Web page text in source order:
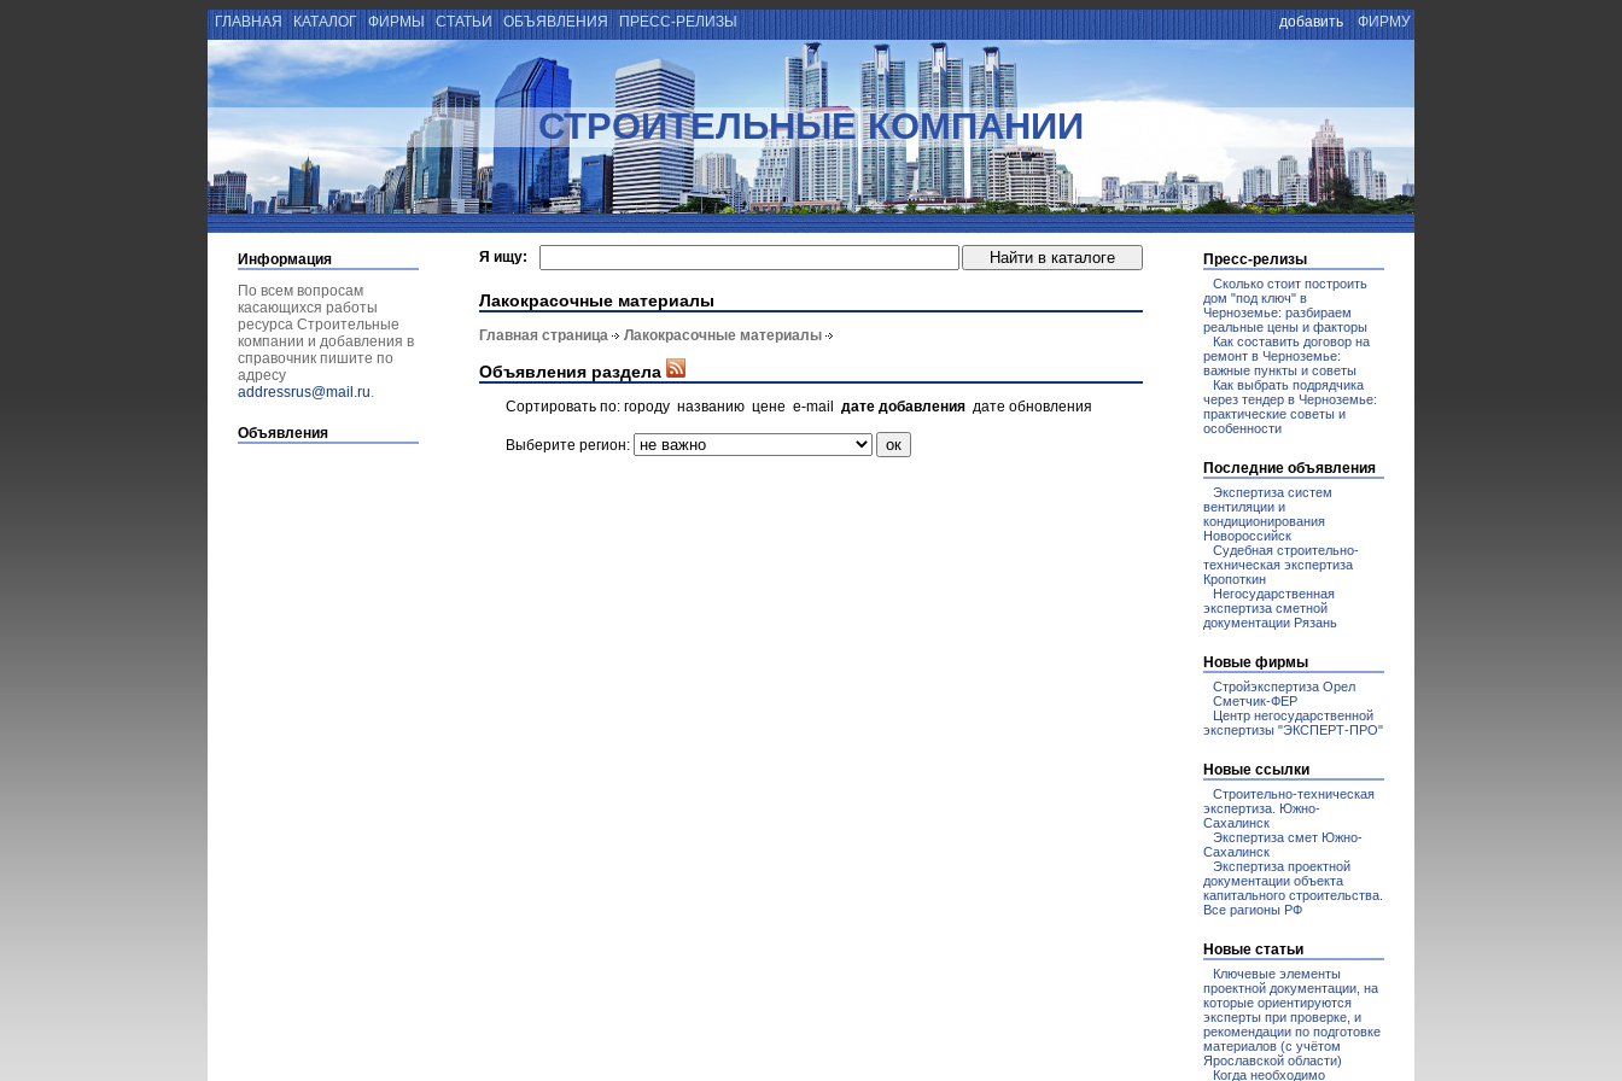
ГЛАВНАЯ КАТАЛОГ ФИРМЫ СТАТЬИ ОБЪЯВЛЕНИЯ ПРЕСС-РЕЛИЗЫ добавить ФИРМУ
СТРОИТЕЛЬНЫЕ КОМПАНИИ
Информация
По всем вопросам
касающихся работы
ресурса Строительные
компании и добавления в
справочник пишите по
адресу
addressrus@mail.ru.
Объявления
Я ищу:
Лакокрасочные материалы
Главная страница Лакокрасочные материалы
Объявления раздела
Сортировать по: городу названию цене e-mail дате добавления дате обновления
Выберите регион:
Пресс-релизы
Сколько стоит построить
дом "под ключ" в
Черноземье: разбираем
реальные цены и факторы
Как составить договор на
ремонт в Черноземье:
важные пункты и советы
Как выбрать подрядчика
через тендер в Черноземье:
практические советы и
особенности
Последние объявления
Экспертиза систем
вентиляции и
кондиционирования
Новороссийск
Судебная строительно-
техническая экспертиза
Кропоткин
Негосударственная
экспертиза сметной
документации Рязань
Новые фирмы
Стройэкспертиза Орел
Сметчик-ФЕР
Центр негосударственной
экспертизы "ЭКСПЕРТ-ПРО"
Новые ссылки
Строительно-техническая
экспертиза. Южно-
Сахалинск
Экспертиза смет Южно-
Сахалинск
Экспертиза проектной
документации объекта
капитального строительства.
Все рагионы РФ
Новые статьи
Ключевые элементы
проектной документации, на
которые ориентируются
эксперты при проверке, и
рекомендации по подготовке
материалов (с учётом
Ярославской области)
Когда необходимо